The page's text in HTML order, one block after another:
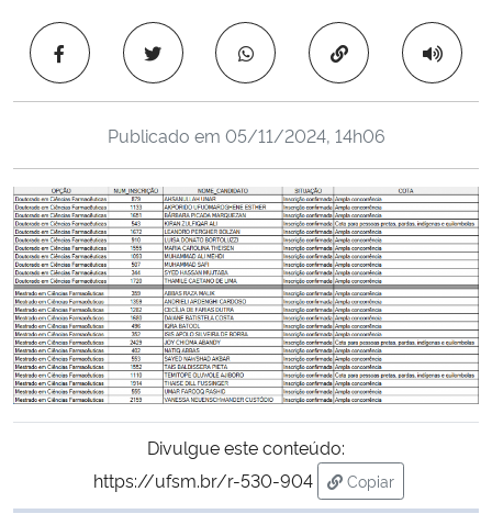
Ministério da Cidadania
Ministério da Saúde
Ministério de Minas e Energia
Ministério da Ciência, Tecnologia, Inovações e Comunicações
Ministério do Meio Ambiente
Ministério do Turismo
Ministério do Desenvolvimento Regional
Ministério da Mulher, da Família e dos Direitos Humanos
Copiar para área
Publicado em 05/11/2024, 14h06
Divulgue este conteúdo:
https://ufsm.br/r-530-904
Copiar
para área de